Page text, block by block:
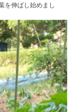
を伸ばし始めまし